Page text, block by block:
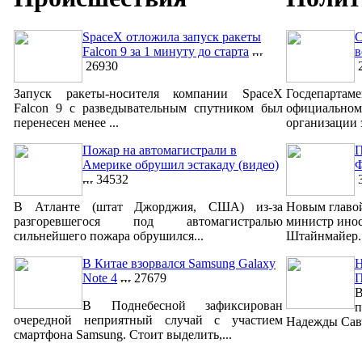
SpaceX отложила запуск ракеты
Falcon 9 за 1 минуту до старта
26930
Запуск ракеты-носителя компании SpaceX
Falcon 9 с разведывательным спутником был
перенесен менее ...
Пожар на автомагистрали в
Америке обрушил эстакаду (видео)
34532
В Атланте (штат Джорджия, США) из-за
разгоревшегося под автомагистралью
сильнейшего пожара обрушился...
В Китае взорвался Samsung Galaxy
Note 4
27679
В Поднебесной зафиксирован
очередной неприятный случай с участием
смартфона Samsung. Стоит выделить,...
организации
Новым
министр
Надежды